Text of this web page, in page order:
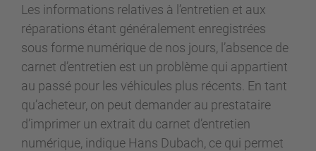
Les informations relatives à l’entretien et aux
réparations étant généralement enregistrées
sous forme numérique de nos jours, l’absence de
carnet d’entretien est un problème qui appartient
au passé pour les véhicules plus récents. En tant
qu’acheteur, on peut demander au prestataire
d’imprimer un extrait du carnet d’entretien
numérique, indique Hans Dubach, ce qui permet